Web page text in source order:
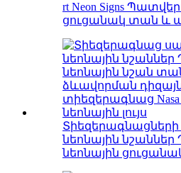
rt Neon Signs
ցուցանակ տան և
նեոնային
նեոնային